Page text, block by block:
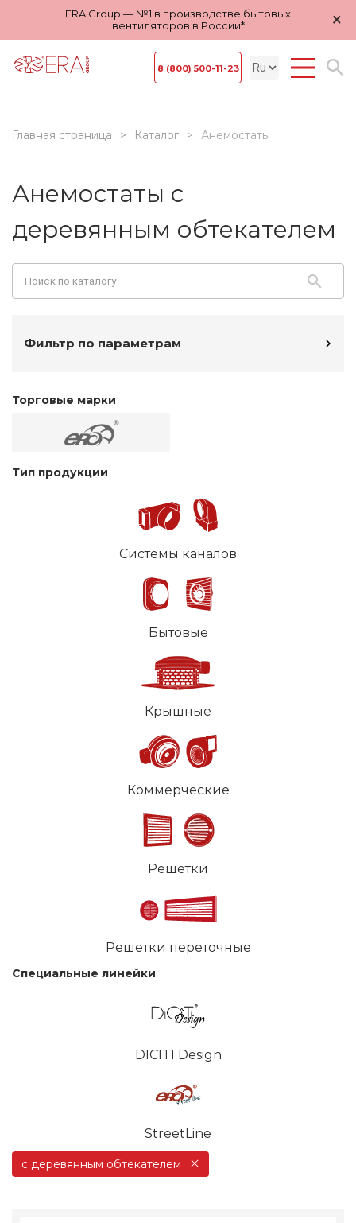
ERA Group — №1 в производстве бытовых
вентиляторов в России*
×
8 (800) 500-11-23
Главная страница Каталог Анемостаты
Анемостаты с
деревянным обтекателем
Фильтр по параметрам
Торговые марки
Тип продукции
Системы каналов
Бытовые
Крышные
Коммерческие
Решетки
Решетки переточные
Специальные линейки
DICITI Design
StreetLine
с деревянным обтекателем